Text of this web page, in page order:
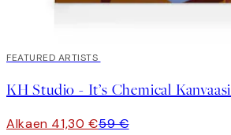
30%*
FEATURED ARTISTS
KH Studio - It’s Chemical Kanvaasi
Alkaen 41,30 €59 €